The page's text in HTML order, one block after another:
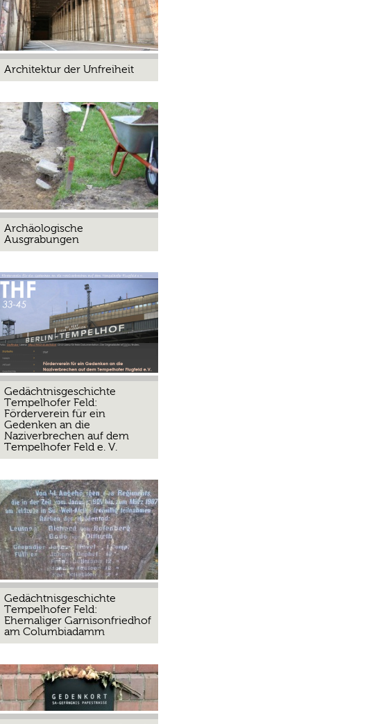
Architektur der Unfreiheit
Archäologische
Ausgrabungen
Gedächtnisgeschichte
Tempelhofer Feld:
Förderverein für ein
Gedenken an die
Naziverbrechen auf dem
Tempelhofer Feld e. V.
Gedächtnisgeschichte
Tempelhofer Feld:
Ehemaliger Garnisonfriedhof
am Columbiadamm